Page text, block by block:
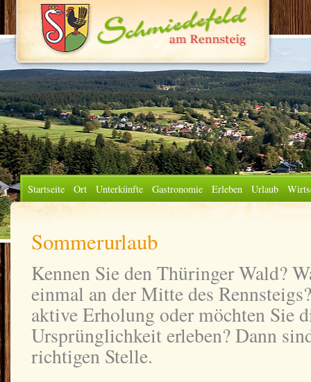
Startseite Ort Unterkünfte Gastronomie Erleben Urlaub
Sommerurlaub
Kennen Sie den Thüringer Wald?
einmal an der Mitte des
aktive Erholung oder möchten Sie
Ursprünglichkeit erleben? Dann
richtigen Stelle.